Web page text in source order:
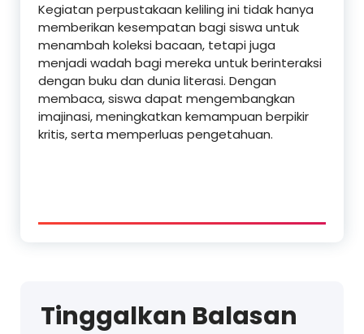
Kegiatan perpustakaan keliling ini tidak hanya
memberikan kesempatan bagi siswa untuk
menambah koleksi bacaan, tetapi juga
menjadi wadah bagi mereka untuk berinteraksi
dengan buku dan dunia literasi. Dengan
membaca, siswa dapat mengembangkan
imajinasi, meningkatkan kemampuan berpikir
kritis, serta memperluas pengetahuan.
Tinggalkan Balasan